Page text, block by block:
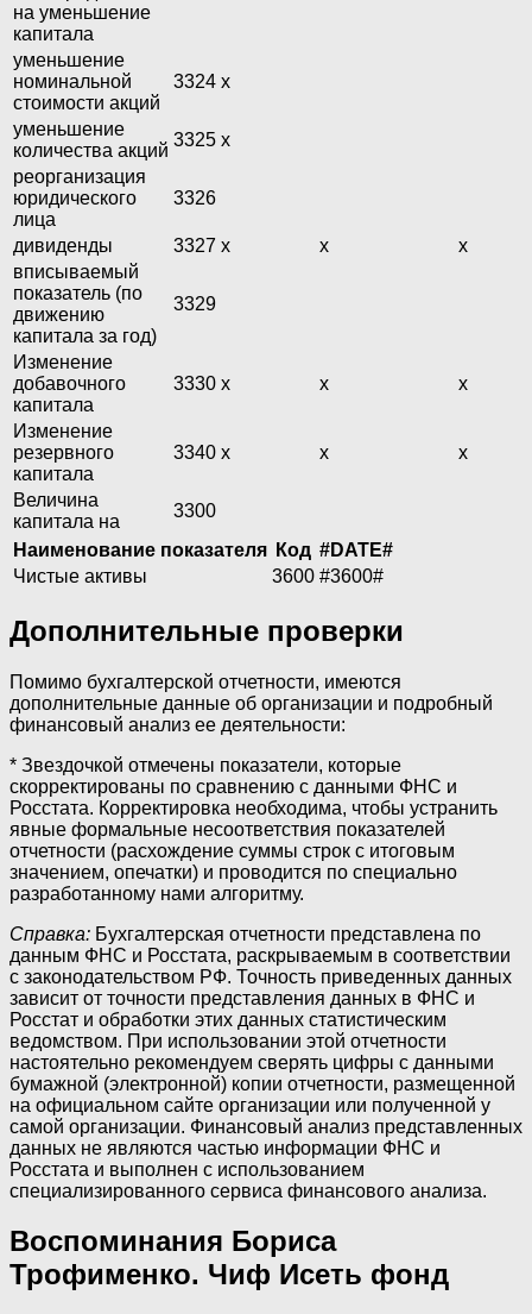
на уменьшение
капитала
уменьшение
номинальной
стоимости акций
3324 х
уменьшение
количества акций
3325 х
реорганизация
юридического
лица
3326
дивиденды 3327 х х
х
вписываемый
показатель (по
движению
капитала за год)
3329
Изменение
добавочного
капитала
3330 х х х
Изменение
резервного
капитала
3340 х х х
Величина
капитала на
3300
Наименование показателя Код #DATE#
Чистые активы
3600 #3600#
Дополнительные проверки
Помимо бухгалтерской отчетности, имеются
дополнительные данные об организации и подробный
финансовый анализ ее деятельности:
* Звездочкой отмечены показатели, которые
скорректированы по сравнению с данными ФНС и
Росстата. Корректировка необходима, чтобы устранить
явные формальные несоответствия показателей
отчетности (расхождение суммы строк с итоговым
значением, опечатки) и проводится по специально
разработанному нами алгоритму.
Справка: Бухгалтерская отчетности представлена по
данным ФНС и Росстата, раскрываемым в соответствии
с законодательством РФ. Точность приведенных данных
зависит от точности представления данных в ФНС и
Росстат и обработки этих данных статистическим
ведомством. При использовании этой отчетности
настоятельно рекомендуем сверять цифры с данными
бумажной (электронной) копии отчетности, размещенной
на официальном сайте организации или полученной у
самой организации. Финансовый анализ представленных
данных не являются частью информации ФНС и
Росстата и выполнен с использованием
специализированного сервиса финансового анализа.
Воспоминания Бориса
Трофименко. Чиф Исеть фонд